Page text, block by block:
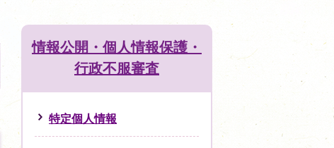
情報公開・個人情報保護・
行政不服審査
特定個人情報